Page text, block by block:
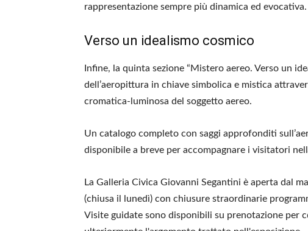
rappresentazione sempre più dinamica ed evocativa.
Verso un idealismo cosmico
Infine, la quinta sezione “Mistero aereo. Verso un
dell’aeropittura in chiave simbolica e mistica
cromatica-luminosa del soggetto aereo.
Un catalogo completo con saggi approfonditi
disponibile a breve per accompagnare i visitatori
La Galleria Civica Giovanni Segantini è aperta dal
(chiusa il lunedì) con chiusure straordinarie
Visite guidate sono disponibili su prenotazione per